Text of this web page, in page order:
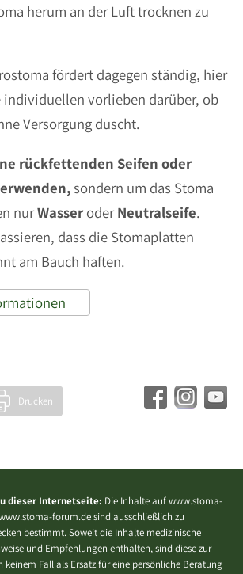
herum an der Luft trocknen zu
fördert dagegen ständig, hier
individuellen vorlieben darüber, ob
Versorgung duscht.
rückfettenden Seifen oder
sondern um das Stoma
nurWasseroderNeutralseife.
dass die Stomaplatten
am Bauch haften.
Drucken
dieser Internetseite: Die Inhalte auf www.stoma-
forum.de sind ausschließlich zu
bestimmt. Soweit die Inhalte medizinische
und Empfehlungen enthalten, sind diese zur
keinem Fall als Ersatz für eine persönliche Beratung